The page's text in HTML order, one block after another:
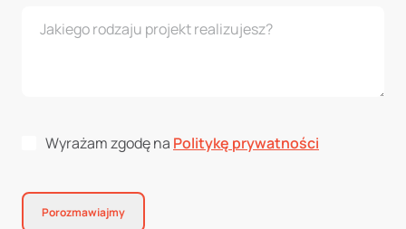
Wyrażam zgodę na Politykę prywatności
Porozmawiajmy